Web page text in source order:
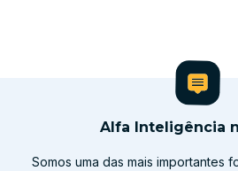
Alfa Inteligência
Somos uma das mais importantes